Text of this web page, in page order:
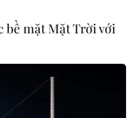
bề mặt Mặt Trời với